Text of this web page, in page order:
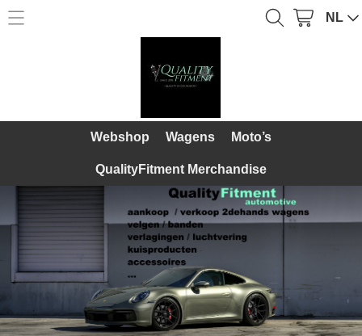
Home
QualityFitment Merchandise
Galerij
Contact
Mijn account
NL
Webshop Wagens Moto’s
QualityFitment Merchandise